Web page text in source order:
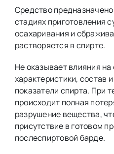
Средство
стадиях приготовления
осахаривания и
растворяется в спирте.
Не оказывает влияния
характеристики, состав
показатели спирта. При
происходит полная
разрушение вещества,
присутствие в готовом
послеспиртовой барде.